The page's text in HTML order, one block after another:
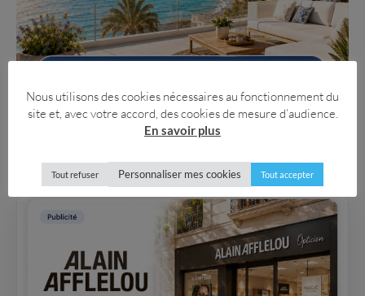
Annuaire Topinfo Alicante
Nous utilisons des cookies nécessaires au fonctionnement du
site et, avec votre accord, des cookies de mesure d’audience.
En savoir plus
Tout refuser Personnaliser mes cookies Tout accepter